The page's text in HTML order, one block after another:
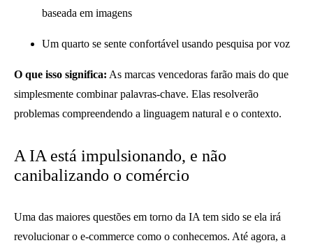
baseada em imagens
Um quarto se sente confortável usando pesquisa por voz
O que isso significa: As marcas vencedoras farão mais do que
simplesmente combinar palavras-chave. Elas resolverão
problemas compreendendo a linguagem natural e o contexto.
A IA está impulsionando, e não
canibalizando o comércio
Uma das maiores questões em torno da IA ​​tem sido se ela irá
revolucionar o e-commerce como o conhecemos. Até agora, a